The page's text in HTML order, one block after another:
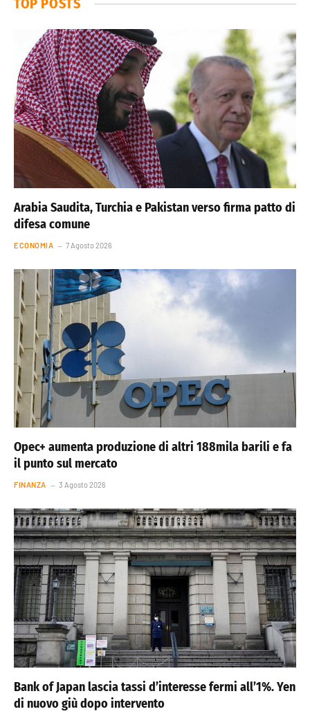
TOP POSTS
Arabia Saudita, Turchia e Pakistan verso firma patto di
difesa comune
ECONOMIA 7 Agosto 2026
Opec+ aumenta produzione di altri 188mila barili e fa
il punto sul mercato
FINANZA 3 Agosto 2026
Bank of Japan lascia tassi d’interesse fermi all’1%. Yen
di nuovo giù dopo intervento